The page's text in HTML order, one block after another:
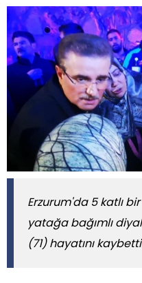
Erzurum'da 5 katlı
yatağa bağımlı
(71) hayatını